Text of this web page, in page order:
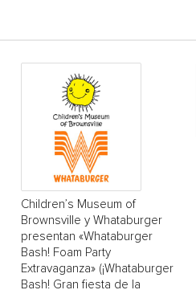
Children’s Museum of
Brownsville y Whataburger
presentan «Whataburger
Bash! Foam Party
Extravaganza» (¡Whataburger
Bash! Gran fiesta de la